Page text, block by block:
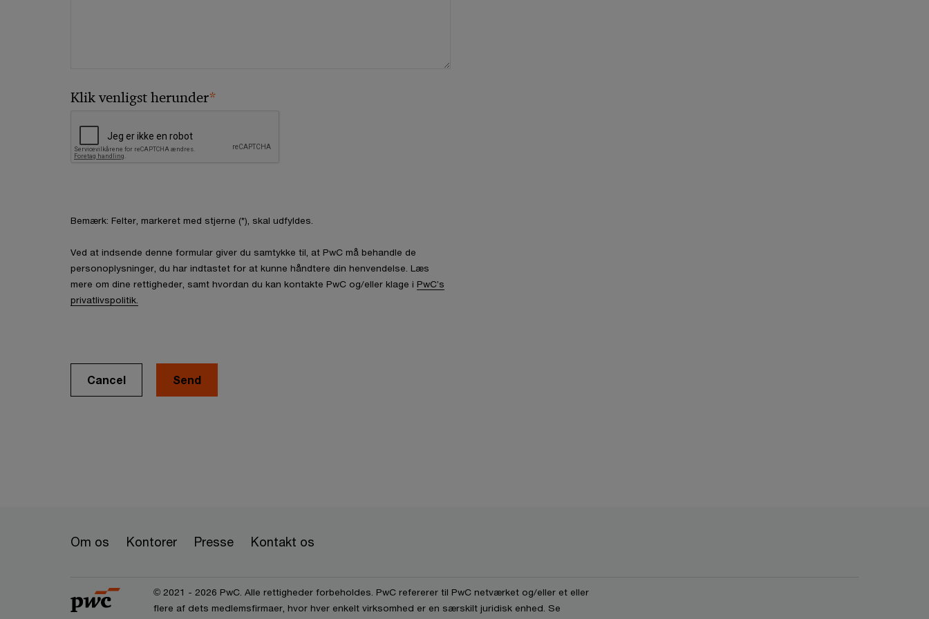
Klik venligst herunder*
Bemærk: Felter, markeret med stjerne (*), skal udfyldes.
Ved at indsende denne formular giver du samtykke til, at PwC må behandle de
personoplysninger, du har indtastet for at kunne håndtere din henvendelse. Læs
mere om dine rettigheder, samt hvordan du kan kontakte PwC og/eller klage i PwC’s
privatlivspolitik.
Cancel
Om os Kontorer Presse Kontakt os
© 2021 - 2026 PwC. Alle rettigheder forbeholdes. PwC refererer til PwC netværket og/eller et eller
flere af dets medlemsfirmaer, hvor hver enkelt virksomhed er en særskilt juridisk enhed. Se